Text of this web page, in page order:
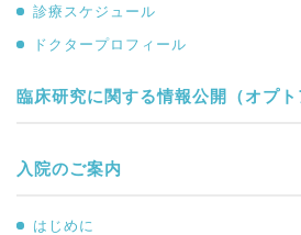
診療スケジュール
ドクタープロフィール
臨床研究に関する情報公開（オプト
入院のご案内
はじめに